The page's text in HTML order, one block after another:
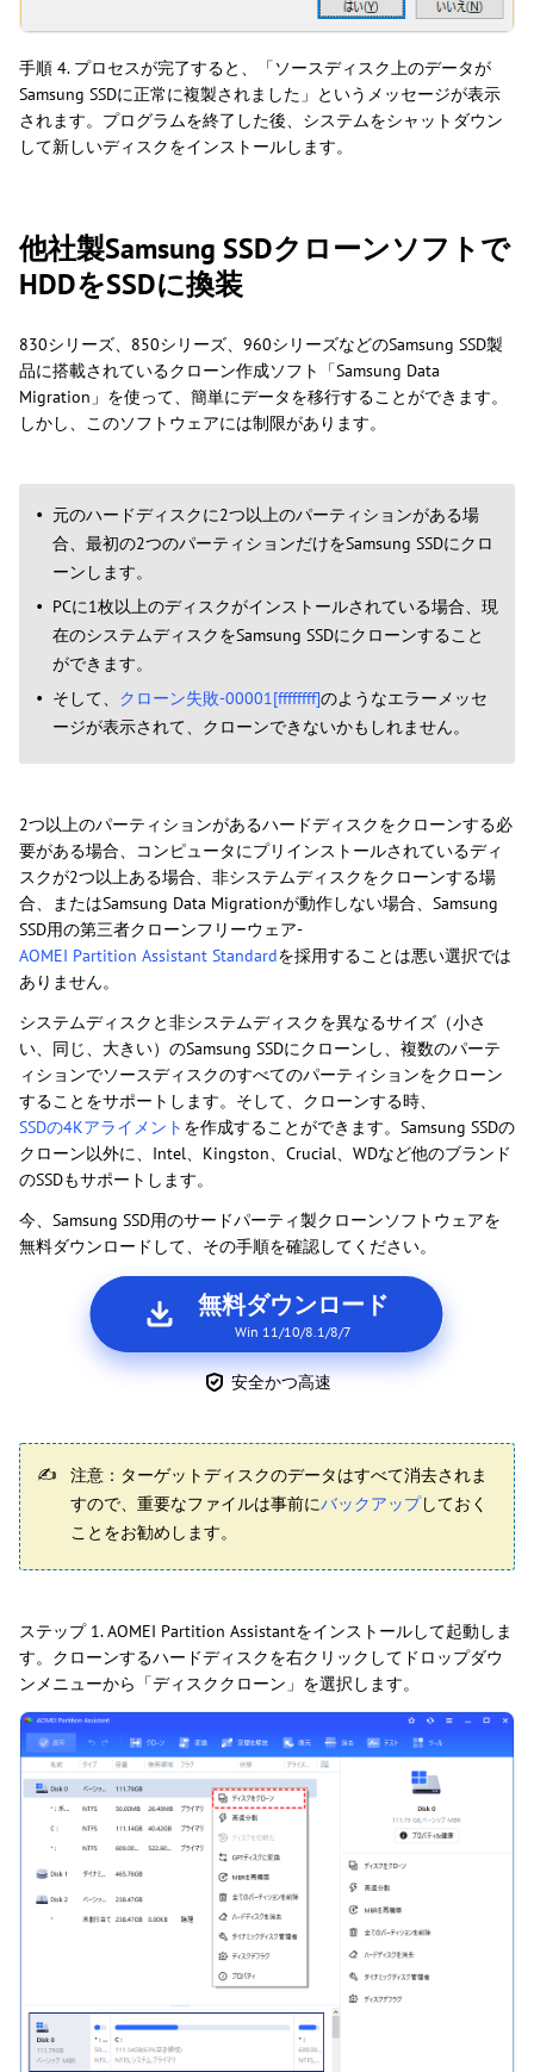
手順 4. プロセスが完了すると、「ソースディスク上のデータが
Samsung SSDに正常に複製されました」というメッセージが表示
されます。プログラムを終了した後、システムをシャットダウン
して新しいディスクをインストールします。
他社製Samsung SSDクローンソフトで
HDDをSSDに換装
830シリーズ、850シリーズ、960シリーズなどのSamsung SSD製
品に搭載されているクローン作成ソフト「Samsung Data
Migration」を使って、簡単にデータを移行することができます。
しかし、このソフトウェアには制限があります。
元のハードディスクに2つ以上のパーティションがある場
合、最初の2つのパーティションだけをSamsung SSDにクロ
ーンします。
PCに1枚以上のディスクがインストールされている場合、現
在のシステムディスクをSamsung SSDにクローンすること
ができます。
そして、 クローン失敗-00001[ffffffff]のようなエラーメッセ
ージが表示されて、クローンできないかもしれません。
2つ以上のパーティションがあるハードディスクをクローンする必
要がある場合、コンピュータにプリインストールされているディ
スクが2つ以上ある場合、非システムディスクをクローンする場
合、またはSamsung Data Migrationが動作しない場合、Samsung
SSD用の第三者クローンフリーウェア-
AOMEI Partition Assistant Standardを採用することは悪い選択では
ありません。
システムディスクと非システムディスクを異なるサイズ（小さ
い、同じ、大きい）のSamsung SSDにクローンし、複数のパーテ
ィションでソースディスクのすべてのパーティションをクローン
することをサポートします。そして、クローンする時、
SSDの4Kアライメント を作成することができます。Samsung SSDの
クローン以外に、Intel、Kingston、Crucial、WDなど他のブランド
のSSDもサポートします。
今、Samsung SSD用のサードパーティ製クローンソフトウェアを
無料ダウンロードして、その手順を確認してください。
無料ダウンロード
Win 11/10/8.1/8/7
安全かつ高速
注意：ターゲットディスクのデータはすべて消去されま
すので、重要なファイルは事前にバックアップしておく
ことをお勧めします。
ステップ 1. AOMEI Partition Assistantをインストールして起動しま
す。クローンするハードディスクを右クリックしてドロップダウ
ンメニューから「ディスククローン」を選択します。